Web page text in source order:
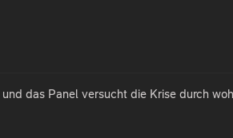
das Panel versucht die Krise durch